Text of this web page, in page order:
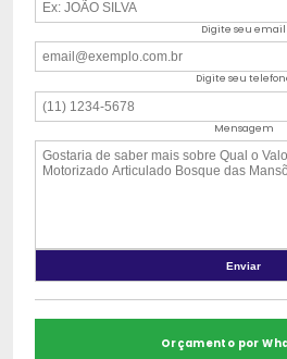
Digite seu email
Digite seu
Mensagem
Orçamento por